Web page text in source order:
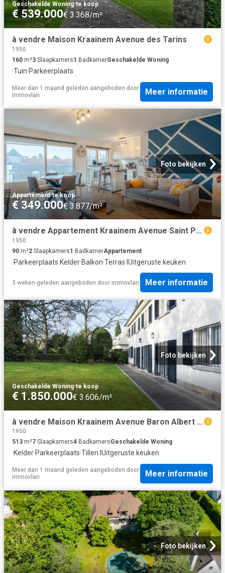
Geschakelde Woning·te koop
€ 539.000€ 3.368/m²
à vendre Maison Kraainem Avenue des Tarins
1950
160 m²3 Slaapkamers1 BadkamerGeschakelde Woning
·Tuin·Parkeerplaats
Meer dan 1 maand geleden aangeboden door
immovlan
Meer informatie
Foto bekijken
Appartement·te koop
€ 349.000€ 3.877/m²
à vendre Appartement Kraainem Avenue Saint Pancrace
1950
90 m²2 Slaapkamers1 BadkamerAppartement
·Parkeerplaats·Kelder·Balkon·Terras· IUitgeruste keuken
3 weken geleden aangeboden door immovlan Meer informatie
Foto bekijken
Geschakelde Woning·te koop
€ 1.850.000€ 3.606/m²
à vendre Maison Kraainem Avenue Baron Albert d'Huart
1950
513 m²7 Slaapkamers4 BadkamersGeschakelde Woning
·Kelder·Parkeerplaats·Tillen· IUitgeruste keuken
Meer dan 1 maand geleden aangeboden door
immovlan
Meer informatie
Foto bekijken